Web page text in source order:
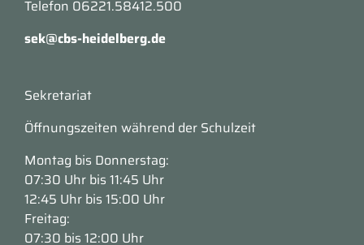
Telefon 06221.58412.500
sek@cbs-heidelberg.de
Sekretariat
Öffnungszeiten während der Schulzeit
Montag bis Donnerstag:
07:30 Uhr bis 11:45 Uhr
12:45 Uhr bis 15:00 Uhr
Freitag:
07:30 bis 12:00 Uhr